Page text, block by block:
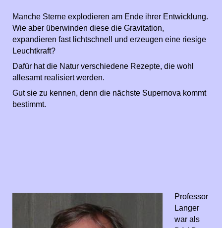
Manche Sterne explodieren am Ende ihrer Entwicklung.
Wie aber überwinden diese die Gravitation,
expandieren fast lichtschnell und erzeugen eine riesige
Leuchtkraft?
Dafür hat die Natur verschiedene Rezepte, die wohl
allesamt realisiert werden.
Gut sie zu kennen, denn die nächste Supernova kommt
bestimmt.
Professor
Langer
war als